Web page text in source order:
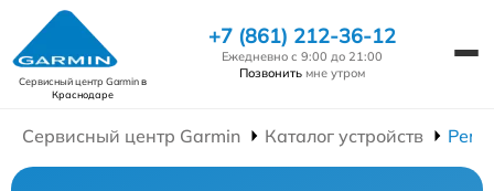
Сервисный центр Garminв
Краснодаре
+7 (861) 212-36-12
Ежедневно с 9:00 до 21:00
Позвонить мне утром
Сервисный центр Garmin Каталог устройств